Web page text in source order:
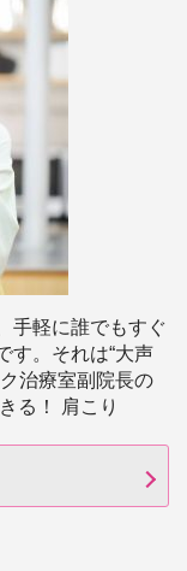
手軽に誰でもすぐ
す。それは“大声
治療室副院長の
る！ 肩こり